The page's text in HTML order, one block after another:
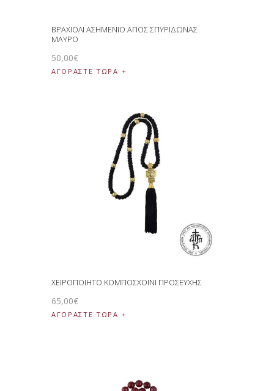
ΒΡΑΧΙΟΛΙ ΑΣΗΜΕΝΙΟ ΑΓΙΟΣ ΣΠΥΡΙΔΩΝΑΣ
ΜΑΥΡΟ
50,00€
ΑΓΟΡΑΣΤΕ ΤΩΡΑ
ΧΕΙΡΟΠΟΙΗΤΟ ΚΟΜΠΟΣΧΟΙΝΙ ΠΡΟΣΕΥΧΗΣ
65,00€
ΑΓΟΡΑΣΤΕ ΤΩΡΑ